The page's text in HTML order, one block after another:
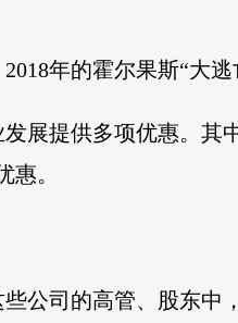
年的霍尔果斯“大逃
展提供多项优惠。其
。
公司的高管、股东中